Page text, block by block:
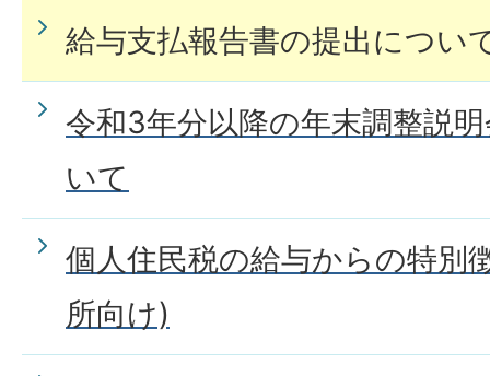
給与支払報告書の提出につい
令和3年分以降の年末調整説
いて
個人住民税の給与からの特別
所向け)